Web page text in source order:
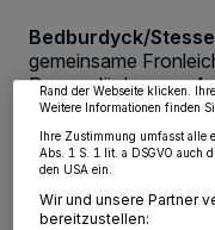
Bedburdyck/
gemeinsame
Raums Jüchen am
Alle sind eingeladen,
dem Leitwort
Kommunionkinder
Festkleidung mitgehen.
möglicherweise nicht mehr so
wieder aufrufen, um Ihre
widerrufen, indem Sie auf den
Rand der Webseite klicken.
Weitere Informationen finden
Ihre Zustimmung umfasst
Abs. 1 S. 1 lit. a DSGVO auch
den USA ein.
Wir und unsere Partner
bereitzustellen: